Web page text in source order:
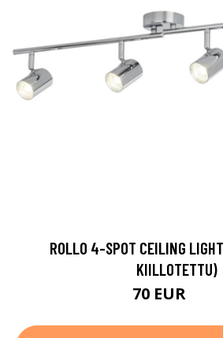
ROLLO 4-SPOT CEILING
KIILLOTETTU)
70 EUR